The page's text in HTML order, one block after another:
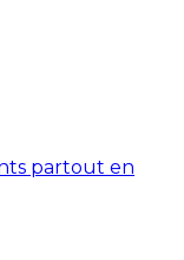
partout en